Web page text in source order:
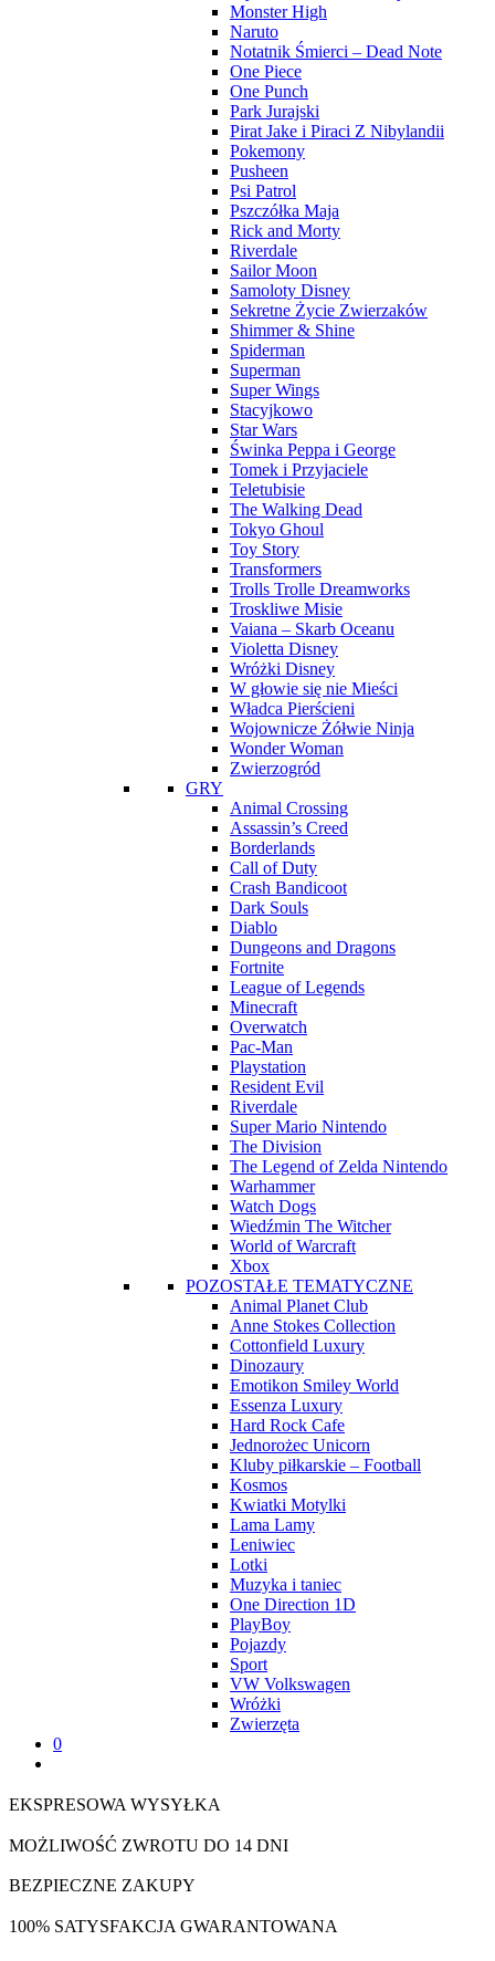
Monster High
Naruto
Notatnik Śmierci – Dead Note
One Piece
One Punch
Park Jurajski
Pirat Jake i Piraci Z Nibylandii
Pokemony
Pusheen
Psi Patrol
Pszczółka Maja
Rick and Morty
Riverdale
Sailor Moon
Samoloty Disney
Sekretne Życie Zwierzaków
Shimmer & Shine
Spiderman
Superman
Super Wings
Stacyjkowo
Star Wars
Świnka Peppa i George
Tomek i Przyjaciele
Teletubisie
The Walking Dead
Tokyo Ghoul
Toy Story
Transformers
Trolls Trolle Dreamworks
Troskliwe Misie
Vaiana – Skarb Oceanu
Violetta Disney
Wróżki Disney
W głowie się nie Mieści
Władca Pierścieni
Wojownicze Żółwie Ninja
Wonder Woman
Zwierzogród
GRY
Animal Crossing
Assassin’s Creed
Borderlands
Call of Duty
Crash Bandicoot
Dark Souls
Diablo
Dungeons and Dragons
Fortnite
League of Legends
Minecraft
Overwatch
Pac-Man
Playstation
Resident Evil
Riverdale
Super Mario Nintendo
The Division
The Legend of Zelda Nintendo
Warhammer
Watch Dogs
Wiedźmin The Witcher
World of Warcraft
Xbox
POZOSTAŁE TEMATYCZNE
Animal Planet Club
Anne Stokes Collection
Cottonfield Luxury
Dinozaury
Emotikon Smiley World
Essenza Luxury
Hard Rock Cafe
Jednorożec Unicorn
Kluby piłkarskie – Football
Kosmos
Kwiatki Motylki
Lama Lamy
Leniwiec
Lotki
Muzyka i taniec
One Direction 1D
PlayBoy
Pojazdy
Sport
VW Volkswagen
Wróżki
Zwierzęta
0
EKSPRESOWA WYSYŁKA
MOŻLIWOŚĆ ZWROTU DO 14 DNI
BEZPIECZNE ZAKUPY
100% SATYSFAKCJA GWARANTOWANA